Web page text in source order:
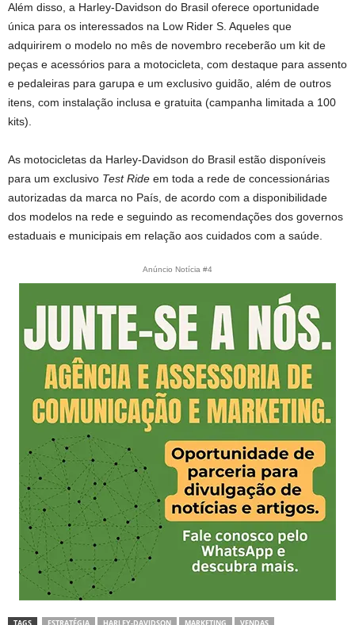
Além disso, a Harley-Davidson do Brasil oferece oportunidade
única para os interessados na Low Rider S. Aqueles que
adquirirem o modelo no mês de novembro receberão um kit de
peças e acessórios para a motocicleta, com destaque para assento
e pedaleiras para garupa e um exclusivo guidão, além de outros
itens, com instalação inclusa e gratuita (campanha limitada a 100
kits).
As motocicletas da Harley-Davidson do Brasil estão disponíveis
para um exclusivo Test Ride em toda a rede de concessionárias
autorizadas da marca no País, de acordo com a disponibilidade
dos modelos na rede e seguindo as recomendações dos governos
estaduais e municipais em relação aos cuidados com a saúde.
Anúncio Notícia #4